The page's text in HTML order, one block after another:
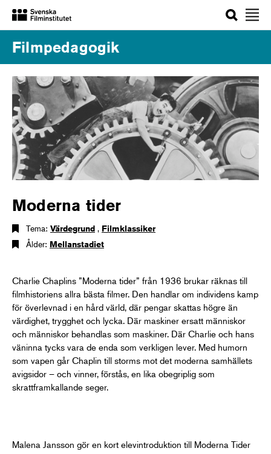
Sök
Filmpedagogik
Moderna tider
Tema: Värdegrund , Filmklassiker
Ålder: Mellanstadiet
Charlie Chaplins ”Moderna tider” från 1936 brukar räknas till
filmhistoriens allra bästa filmer. Den handlar om individens kamp
för överlevnad i en hård värld, där pengar skattas högre än
värdighet, trygghet och lycka. Där maskiner ersatt människor
och människor behandlas som maskiner. Där Charlie och hans
väninna tycks vara de enda som verkligen lever. Med humorn
som vapen går Chaplin till storms mot det moderna samhällets
avigsidor – och vinner, förstås, en lika obegriplig som
skrattframkallande seger.
Malena Jansson gör en kort elevintroduktion till Moderna Tider